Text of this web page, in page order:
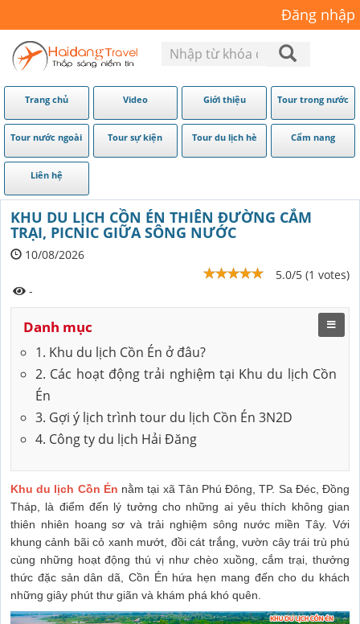
Đăng nhập
Trang chủ Video Giới thiệu Tour trong nước
Tour nước ngoài Tour sự kiện Tour du lịch hè Cẩm nang
Liên hệ
KHU DU LỊCH CỒN ÉN THIÊN ĐƯỜNG CẮM
TRẠI, PICNIC GIỮA SÔNG NƯỚC
10/08/2026
5.0/5 (1 votes)
-
Danh mục
1. Khu du lịch Cồn Én ở đâu?
2. Các hoạt động trải nghiệm tại Khu du lịch Cồn
Én
3. Gợi ý lịch trình tour du lịch Cồn Én 3N2D
4. Công ty du lịch Hải Đăng
Khu du lịch Cồn Én nằm tại xã Tân Phú Đông, TP. Sa Đéc, Đồng
Tháp, là điểm đến lý tưởng cho những ai yêu thích không gian
thiên nhiên hoang sơ và trải nghiệm sông nước miền Tây. Với
khung cảnh bãi cỏ xanh mướt, đồi cát trắng, vườn cây trái trù phú
cùng những hoạt động thú vị như chèo xuồng, cắm trại, thưởng
thức đặc sản dân dã, Cồn Én hứa hẹn mang đến cho du khách
những giây phút thư giãn và khám phá khó quên.